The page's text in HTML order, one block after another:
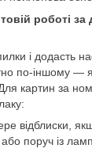
роботі
і додасть
по-іншому —
картин за
відблиски,
або поруч із